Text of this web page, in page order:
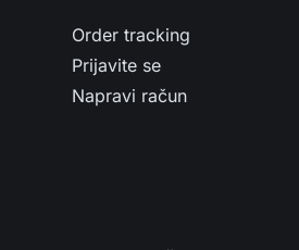
Order tracking
Prijavite se
Napravi račun